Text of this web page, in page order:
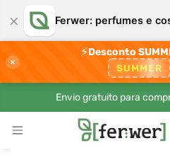
× Ferwer: perfumes e
×
⚡Desconto
SUMMER
Envio gratuito para